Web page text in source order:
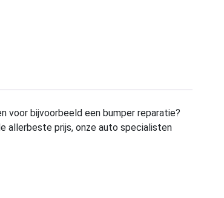
voor bijvoorbeeld een bumper reparatie?
allerbeste prijs, onze auto specialisten